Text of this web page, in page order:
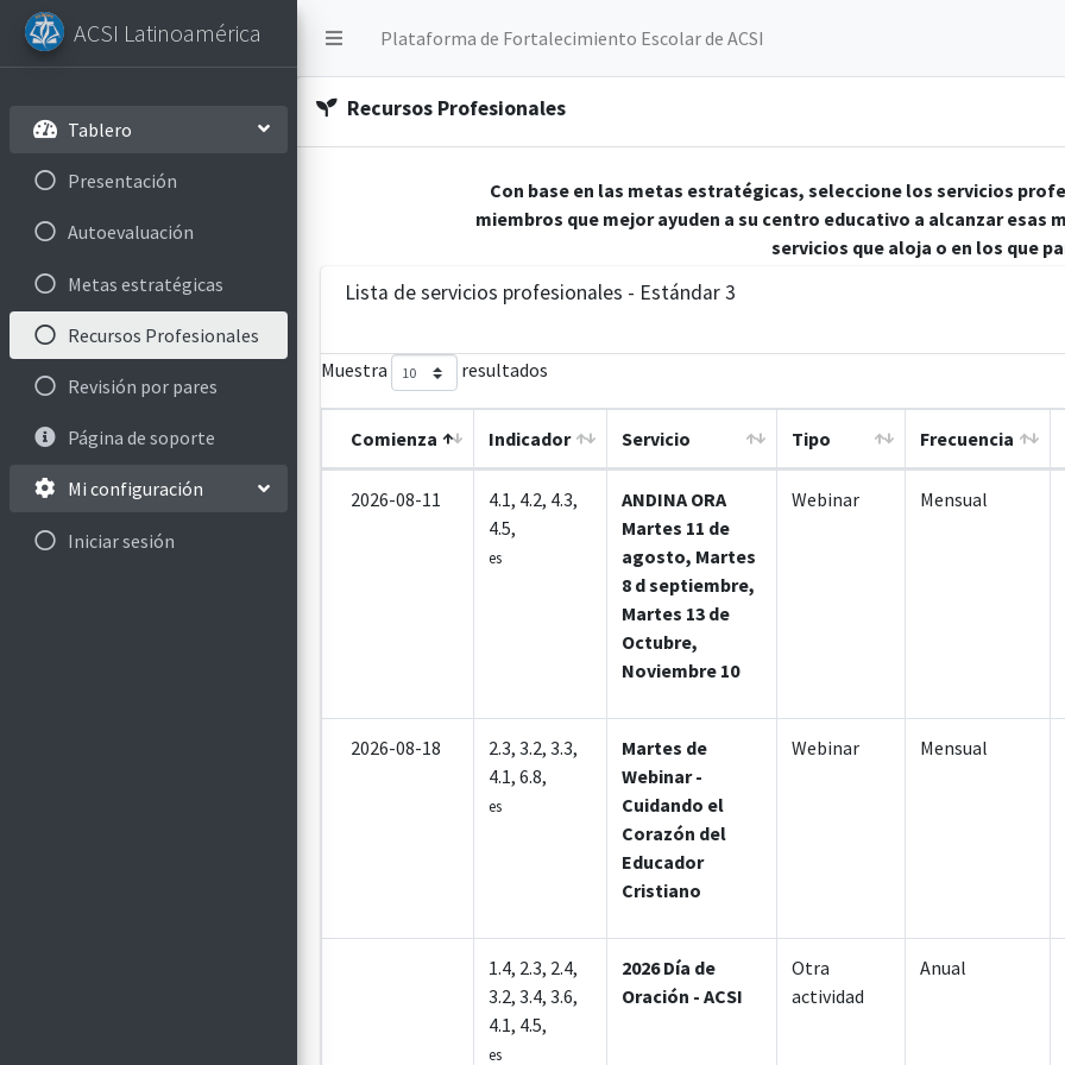
Plataforma de Fortalecimiento Escolar de ACSI
ACSI Latinoamérica
Tablero
Presentación
Autoevaluación
Metas estratégicas
Recursos Profesionales
Revisión por pares
Página de soporte
Mi configuración
Iniciar sesión
Recursos Profesionales
Con base en las metas estratégicas, seleccione los servicios
miembros que mejor ayuden a su centro educativo a alcanzar esas
servicios que aloja o en los que
Lista de servicios profesionales - Estándar 3
Muestra resultados
Comienza Indicador Servicio Tipo Frecuencia
2026-08-11
4.1, 4.2, 4.3,
4.5,
es
ANDINA ORA
Martes 11 de
agosto, Martes
8 d septiembre,
Martes 13 de
Octubre,
Noviembre 10
Webinar Mensual
2026-08-18
2.3, 3.2, 3.3,
4.1, 6.8,
es
Martes de
Webinar -
Cuidando el
Corazón del
Educador
Cristiano
Webinar Mensual
1.4, 2.3, 2.4,
3.2, 3.4, 3.6,
4.1, 4.5,
es
2026 Día de
Oración - ACSI
Otra
actividad
Anual